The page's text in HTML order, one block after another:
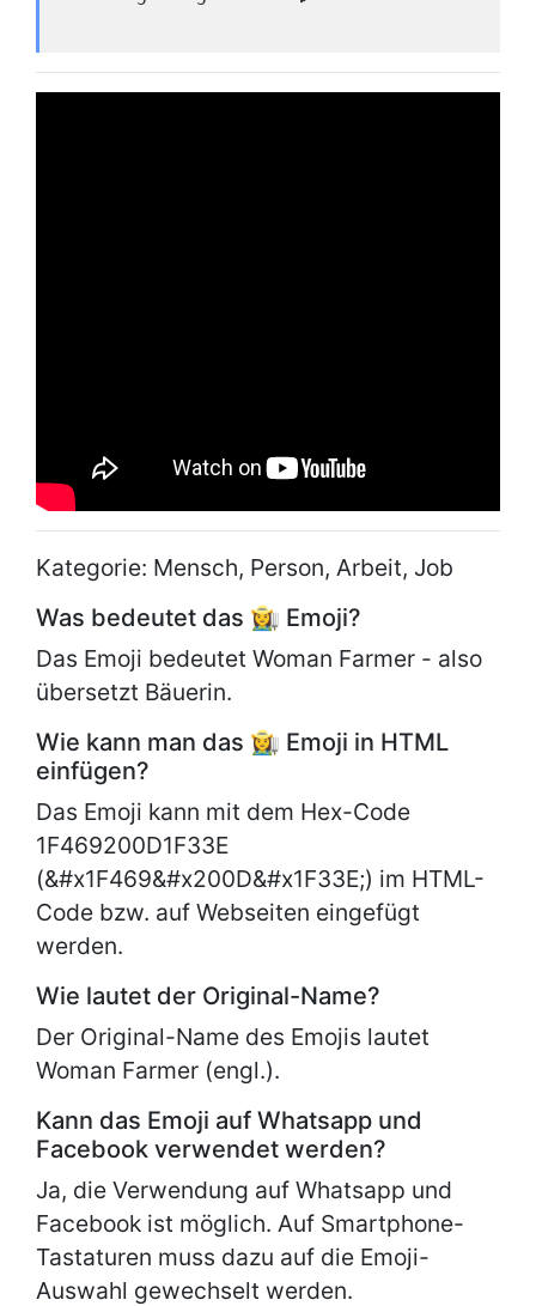
Kategorie: Mensch, Person, Arbeit, Job
Was bedeutet das 👩‍🌾 Emoji?
Das Emoji bedeutet Woman Farmer - also
übersetzt Bäuerin.
Wie kann man das 👩‍🌾 Emoji in HTML
einfügen?
Das Emoji kann mit dem Hex-Code
1F469200D1F33E
(&#x1F469&#x200D&#x1F33E;) im HTML-
Code bzw. auf Webseiten eingefügt
werden.
Wie lautet der Original-Name?
Der Original-Name des Emojis lautet
Woman Farmer (engl.).
Kann das Emoji auf Whatsapp und
Facebook verwendet werden?
Ja, die Verwendung auf Whatsapp und
Facebook ist möglich. Auf Smartphone-
Tastaturen muss dazu auf die Emoji-
Auswahl gewechselt werden.